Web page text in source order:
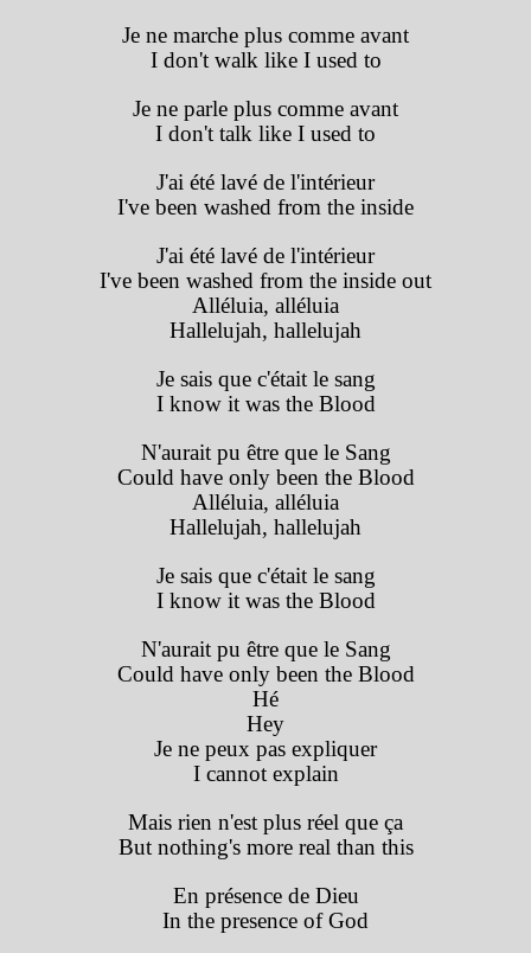
Je ne marche plus comme avant
I don't walk like I used to
Je ne parle plus comme avant
I don't talk like I used to
J'ai été lavé de l'intérieur
I've been washed from the inside
J'ai été lavé de l'intérieur
I've been washed from the inside out
Alléluia, alléluia
Hallelujah, hallelujah
Je sais que c'était le sang
I know it was the Blood
N'aurait pu être que le Sang
Could have only been the Blood
Alléluia, alléluia
Hallelujah, hallelujah
Je sais que c'était le sang
I know it was the Blood
N'aurait pu être que le Sang
Could have only been the Blood
Hé
Hey
Je ne peux pas expliquer
I cannot explain
Mais rien n'est plus réel que ça
But nothing's more real than this
En présence de Dieu
In the presence of God